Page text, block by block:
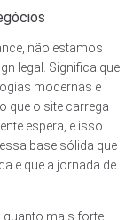
não estamos
legal. Significa que
modernas e
que o site carrega
espera, e isso
base sólida que
e que a jornada de
quanto mais forte